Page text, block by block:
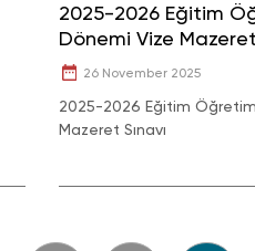
2025-2026 Eğitim
Dönemi Vize Mazeret
26 November 2025
2025-2026 Eğitim Öğretim
Mazeret Sınavı